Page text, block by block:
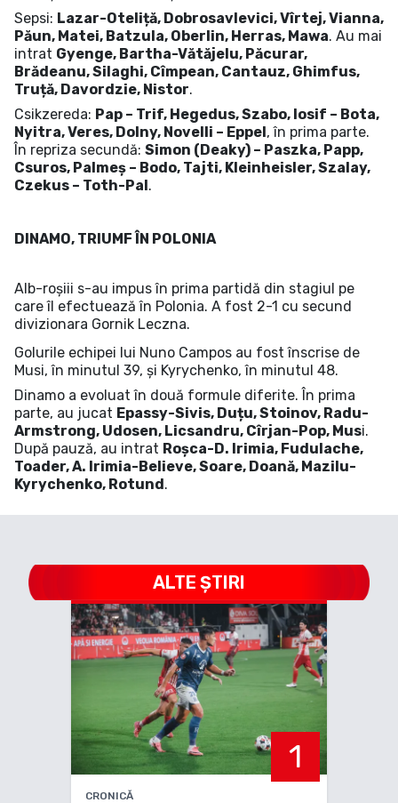
Sepsi: Lazar-Oteliță, Dobrosavlevici, Vîrtej, Vianna,
Păun, Matei, Batzula, Oberlin, Herras, Mawa. Au mai
intrat Gyenge, Bartha-Vătăjelu, Păcurar,
Brădeanu, Silaghi, Cîmpean, Cantauz, Ghimfus,
Truță, Davordzie, Nistor.
Csikzereda: Pap – Trif, Hegedus, Szabo, Iosif – Bota,
Nyitra, Veres, Dolny, Novelli – Eppel, în prima parte.
În repriza secundă: Simon (Deaky) – Paszka, Papp,
Csuros, Palmeș – Bodo, Tajti, Kleinheisler, Szalay,
Czekus – Toth-Pal.
DINAMO, TRIUMF ÎN POLONIA
Alb-roșiii s-au impus în prima partidă din stagiul pe
care îl efectuează în Polonia. A fost 2-1 cu secund
divizionara Gornik Leczna.
Golurile echipei lui Nuno Campos au fost înscrise de
Musi, în minutul 39, și Kyrychenko, în minutul 48.
Dinamo a evoluat în două formule diferite. În prima
parte, au jucat Epassy-Sivis, Duțu, Stoinov, Radu-
Armstrong, Udosen, Licsandru, Cîrjan-Pop, Musi.
După pauză, au intrat Roșca-D. Irimia, Fudulache,
Toader, A. Irimia-Believe, Soare, Doană, Mazilu-
Kyrychenko, Rotund.
ALTE ȘTIRI
1
CRONICĂ